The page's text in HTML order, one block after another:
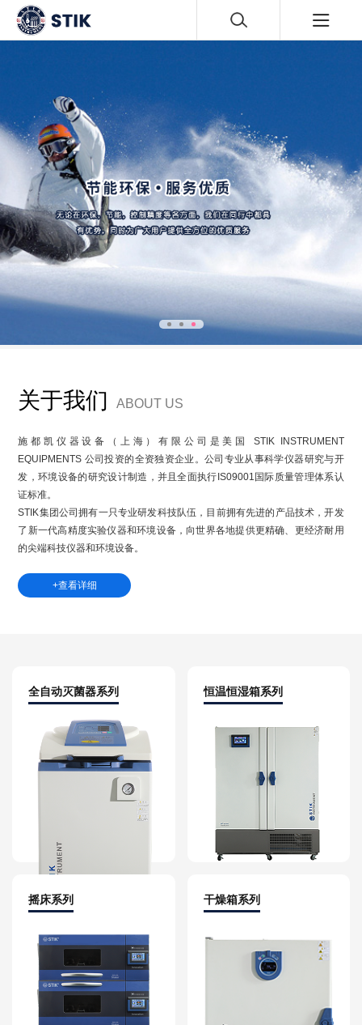
关于我们 ABOUT US
施都凯仪器设备（上海）有限公司 是美国 STIK INSTRUMENT
EQUIPMENTS 公司投资的全资独资企业。公司专业从事科学仪器研究与开
发，环境设备的研究设计制造，并且全面执行IS09001国际质量管理体系认
证标准。
STIK集团公司拥有一只专业研发科技队伍，目前拥有先进的产品技术，开发
了新一代高精度实验仪器和环境设备，向世界各地提供更精确、更经济耐用
的尖端科技仪器和环境设备。
+查看详细
全自动灭菌器系列 恒温恒湿箱系列
摇床系列 干燥箱系列